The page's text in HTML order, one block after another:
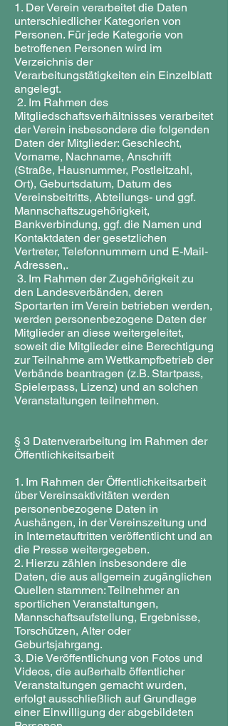
1. Der Verein verarbeitet die Daten
unterschiedlicher Kategorien von
Personen. Für jede Kategorie von
betroffenen Personen wird im
Verzeichnis der
Verarbeitungstätigkeiten ein Einzelblatt
angelegt.
2. Im Rahmen des
Mitgliedschaftsverhältnisses verarbeitet
der Verein insbesondere die folgenden
Daten der Mitglieder: Geschlecht,
Vorname, Nachname, Anschrift
(Straße, Hausnummer, Postleitzahl,
Ort), Geburtsdatum, Datum des
Vereinsbeitritts, Abteilungs- und ggf.
Mannschaftszugehörigkeit,
Bankverbindung, ggf. die Namen und
Kontaktdaten der gesetzlichen
Vertreter, Telefonnummern und E-Mail-
Adressen,.
3. Im Rahmen der Zugehörigkeit zu
den Landesverbänden, deren
Sportarten im Verein betrieben werden,
werden personenbezogene Daten der
Mitglieder an diese weitergeleitet,
soweit die Mitglieder eine Berechtigung
zur Teilnahme am Wettkampfbetrieb der
Verbände beantragen (z.B. Startpass,
Spielerpass, Lizenz) und an solchen
Veranstaltungen teilnehmen.
§ 3 Datenverarbeitung im Rahmen der
Öffentlichkeitsarbeit
1. Im Rahmen der Öffentlichkeitsarbeit
über Vereinsaktivitäten werden
personenbezogene Daten in
Aushängen, in der Vereinszeitung und
in Internetauftritten veröffentlicht und an
die Presse weitergegeben.
2. Hierzu zählen insbesondere die
Daten, die aus allgemein zugänglichen
Quellen stammen: Teilnehmer an
sportlichen Veranstaltungen,
Mannschaftsaufstellung, Ergebnisse,
Torschützen, Alter oder
Geburtsjahrgang.
3. Die Veröffentlichung von Fotos und
Videos, die außerhalb öffentlicher
Veranstaltungen gemacht wurden,
erfolgt ausschließlich auf Grundlage
einer Einwilligung der abgebildeten